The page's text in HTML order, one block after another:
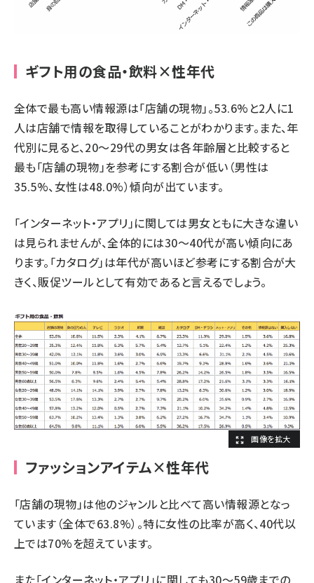
ギフト用の食品・飲料×性年代
全体で最も高い情報源は「店舗の現物」。53.6%と2人に1
人は店舗で情報を取得していることがわかります。また、年
代別に見ると、20～29代の男女は各年齢層と比較すると
最も「店舗の現物」を参考にする割合が低い（男性は
35.5%、女性は48.0%）傾向が出ています。
「インターネット・アプリ」に関しては男女ともに大きな違い
は見られませんが、全体的には30～40代が高い傾向にあ
ります。「カタログ」は年代が高いほど参考にする割合が大
きく、販促ツールとして有効であると言えるでしょう。
ファッションアイテム×性年代
「店舗の現物」は他のジャンルと比べて高い情報源となっ
ています（全体で63.8%）。特に女性の比率が高く、40代以
上では70%を超えています。
また「インターネット・アプリ」に関しても30～59歳までの